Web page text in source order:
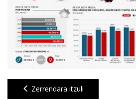
Zerrendara itzuli